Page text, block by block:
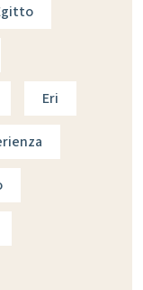
Eri